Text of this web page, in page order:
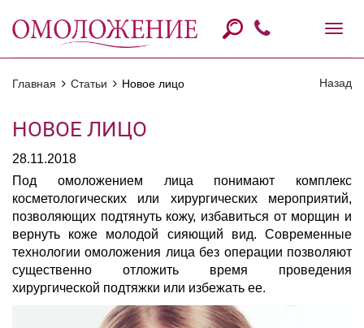
Назад
Главная Статьи Новое лицо
НОВОЕ ЛИЦО
28.11.2018
Под омоложением лица понимают комплекс
косметологических или хирургических мероприятий,
позволяющих подтянуть кожу, избавиться от морщин и
вернуть коже молодой сияющий вид. Современные
технологии омоложения лица без операции позволяют
существенно отложить время проведения
хирургической подтяжки или избежать ее.